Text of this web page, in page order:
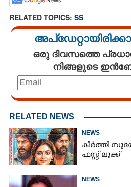
RELATED TOPICS: SS
ഒരു ദിവസത്തെ
നിങ്ങളുടെ
RELATED NEWS
NEWS
കീർത്തി
ഫസ്റ്റ് ലുക്ക്
NEWS